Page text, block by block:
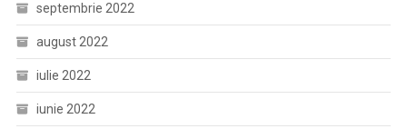
septembrie 2022
august 2022
iulie 2022
iunie 2022